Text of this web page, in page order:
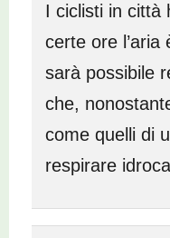
I ciclisti in città
certe ore
sarà possibile
che,
come quelli di
respirare